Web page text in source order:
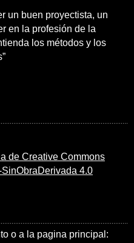
un buen proyectista, un
en la profesión de la
los métodos y los
de Creative Commons
4.0
o a la pagina principal: